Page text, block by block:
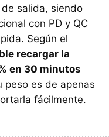
de salida, siendo
con PD y QC
Según el
recargar la
en 30 minutos
peso es de apenas
fácilmente.